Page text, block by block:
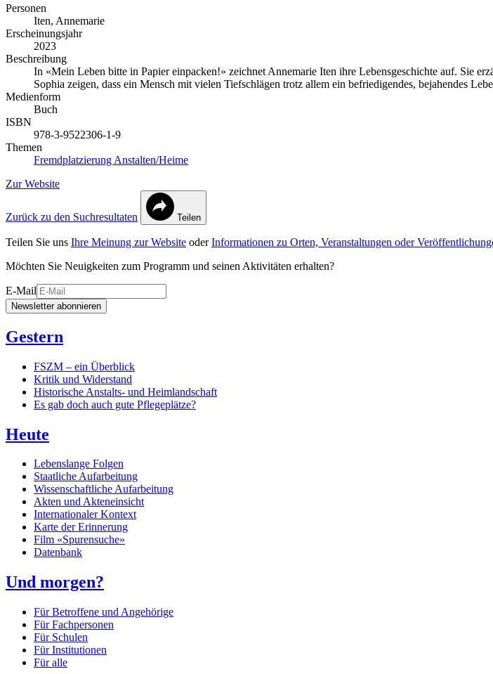
Personen
Iten, Annemarie
Erscheinungsjahr
2023
Beschreibung
In «Mein Leben bitte in Papier einpacken!» zeichnet Annemarie Iten ihre Lebensgeschichte auf. Sie
Sophia zeigen, dass ein Mensch mit vielen Tiefschlägen trotz allem ein befriedigendes, bejahendes
Medienform
Buch
ISBN
978-3-9522306-1-9
Themen
Fremdplatzierung Anstalten/Heime
Zur Website
Zurück zu den Suchresultaten Teilen
Teilen Sie uns Ihre Meinung zur Website oderInformationen zu Orten, Veranstaltungen oder
Möchten Sie Neuigkeiten zum Programm und seinen Aktivitäten erhalten?
E-Mail
Newsletter abonnieren
Gestern
FSZM – ein Überblick
Kritik und Widerstand
Historische Anstalts- und Heimlandschaft
Es gab doch auch gute Pflegeplätze?
Heute
Lebenslange Folgen
Staatliche Aufarbeitung
Wissenschaftliche Aufarbeitung
Akten und Akteneinsicht
Internationaler Kontext
Karte der Erinnerung
Film «Spurensuche»
Datenbank
Und morgen?
Für Betroffene und Angehörige
Für Fachpersonen
Für Schulen
Für Institutionen
Für alle